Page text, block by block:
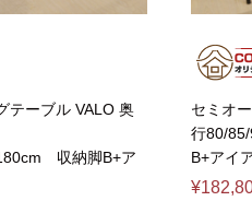
】ウッドフレームソファー
】ハイバックソファ
】シェーズロング＆カウチソ
テーブル VALO 奥
収納脚B+ア
セミオ
行80/
B+アイ